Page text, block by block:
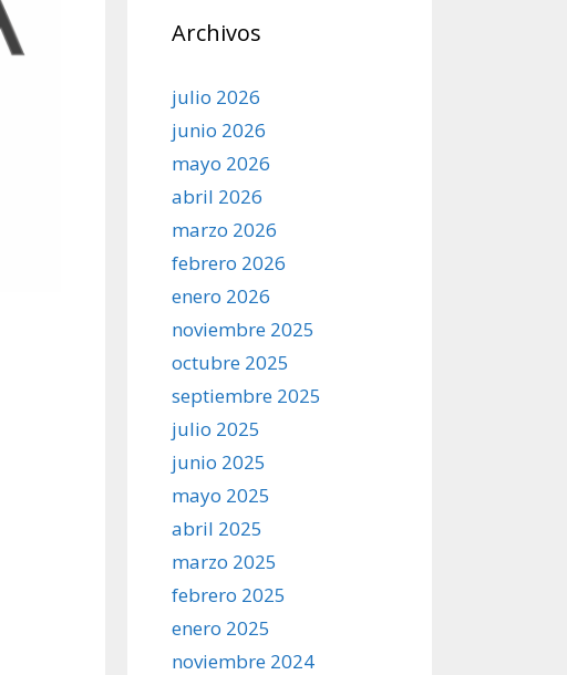
Archivos
julio 2026
junio 2026
mayo 2026
abril 2026
marzo 2026
febrero 2026
enero 2026
noviembre 2025
octubre 2025
septiembre 2025
julio 2025
junio 2025
mayo 2025
abril 2025
marzo 2025
febrero 2025
enero 2025
noviembre 2024